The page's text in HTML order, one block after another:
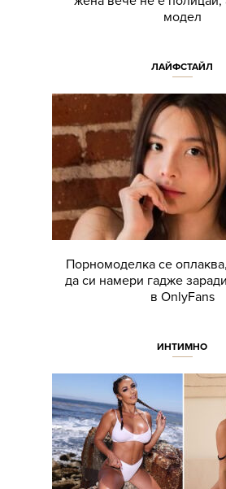
модел
ЛАЙФСТАЙЛ
Порномоделка се
да си намери гадже
в OnlyFans
ИНТИМНО